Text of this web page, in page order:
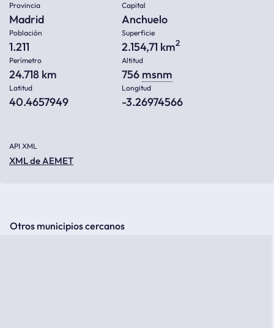
Provincia
Madrid
Capital
Anchuelo
Población
1.211
Superficie
2.154,71 km2
Perímetro
24.718 km
Altitud
756 msnm
Latitud
40.4657949
Longitud
-3.26974566
API XML
XML de AEMET
Otros municipios cercanos